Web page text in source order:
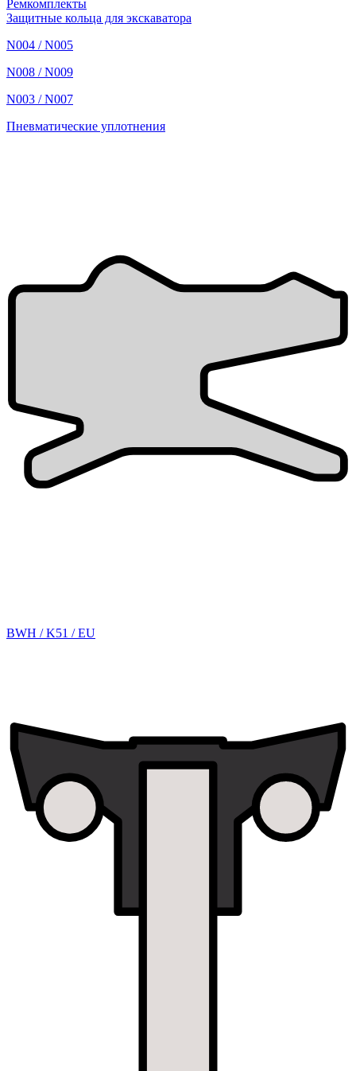
Ремкомплекты
Защитные кольца для экскаватора
N004 / N005
N008 / N009
N003 / N007
Пневматические уплотнения
BWH / K51 / EU